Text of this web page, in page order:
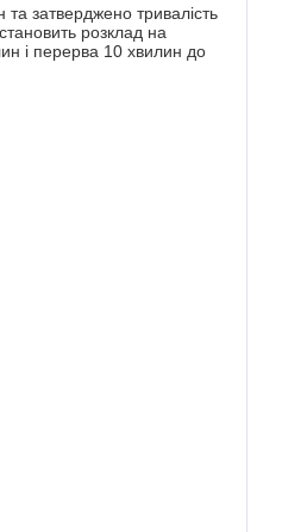
затверджено тривалість
розклад на
і перерва 10 хвилин до